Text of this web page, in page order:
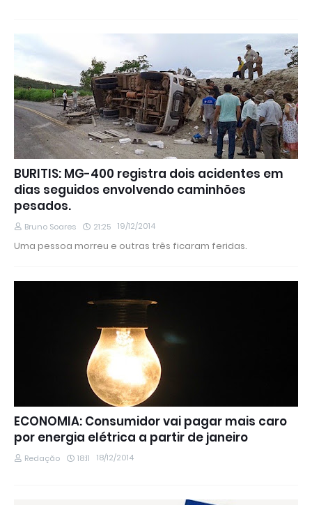
BURITIS: MG-400 registra dois acidentes em
dias seguidos envolvendo caminhões
pesados.
Bruno Soares 21:25 19/12/2014
Uma pessoa morreu e outras três ficaram feridas.
ECONOMIA: Consumidor vai pagar mais caro
por energia elétrica a partir de janeiro
Redação 18:11 18/12/2014